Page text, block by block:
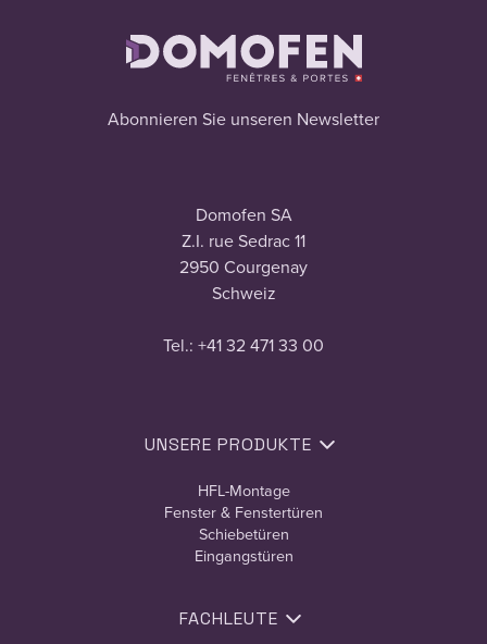
Abonnieren Sie unseren Newsletter
Domofen SA
Z.I. rue Sedrac 11
2950 Courgenay
Schweiz
Tel.: +41 32 471 33 00
UNSERE PRODUKTE
HFL-Montage
Fenster & Fenstertüren
Schiebetüren
Eingangstüren
FACHLEUTE